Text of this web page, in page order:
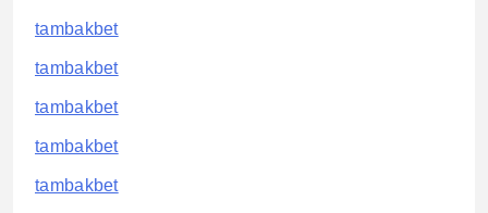
tambakbet
tambakbet
tambakbet
tambakbet
tambakbet